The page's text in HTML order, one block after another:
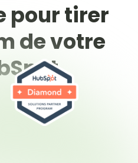
pour tirer
de votre